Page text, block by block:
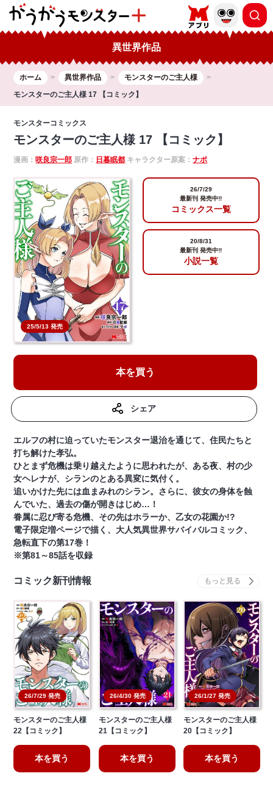
異世界作品
ホーム 異世界作品
モンスターのご主人様
モンスターのご主人様 17 【コミック】
モンスターコミックス
モンスターのご主人様 17 【コミック】
漫画：咲良宗一郎 原作： 日暮眠都 キャラクター原案：ナポ
25/5/13 発売
26/7/29
最新刊 発売中!!
コミックス一覧
20/8/31
最新刊 発売中!!
小説一覧
本を買う
シェア
エルフの村に迫っていたモンスター退治を通じて、住民たちと
打ち解けた孝弘。
ひとまず危機は乗り越えたように思われたが、ある夜、村の少
女ヘレナが、シランのとある異変に気付く。
追いかけた先には血まみれのシラン。さらに、彼女の身体を蝕
んでいた、過去の傷が開きはじめ…！
眷属に忍び寄る危機、その先はホラーか、乙女の花園か!?
電子限定増ページで描く、大人気異世界サバイバルコミック、
急転直下の第17巻！
※第81～85話を収録
コミック新刊情報
26/7/29 発売
モンスターのご主人様
22【コミック】
本を買う
26/4/30 発売
モンスターのご主人様
21【コミック】
本を買う
26/1/27 発売
モンスターのご主人様
20【コミック】
本を買う